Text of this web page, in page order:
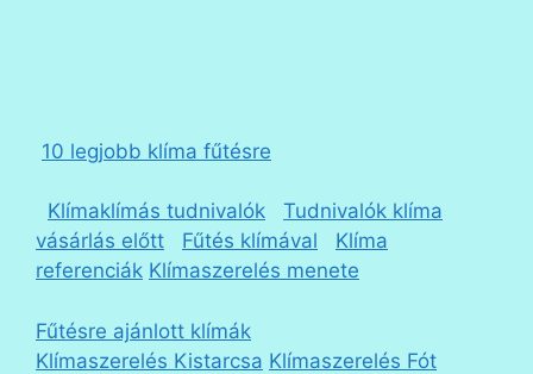
10 legjobb klíma fűtésre
Klímaklímás tudnivalók
Tudnivalók klíma
vásárlás előtt
Fűtés klímával
Klíma
referenciák Klímaszerelés menete
Fűtésre ajánlott klímák
Klímaszerelés Kistarcsa Klímaszerelés Fót